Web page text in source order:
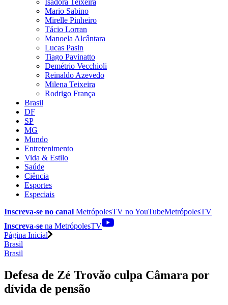
Mario Sabino
Mirelle Pinheiro
Tácio Lorran
Manoela Alcântara
Lucas Pasin
Tiago Pavinatto
Demétrio Vecchioli
Reinaldo Azevedo
Milena Teixeira
Rodrigo França
Brasil
DF
SP
MG
Mundo
Entretenimento
Vida & Estilo
Saúde
Ciência
Esportes
Especiais
Inscreva-se no canal MetrópolesTV noYouTubeMetrópolesTV
Inscreva-se na MetrópolesTV
Página Inicial
Brasil
Brasil
Defesa de Zé Trovão culpa Câmara por
dívida de pensão